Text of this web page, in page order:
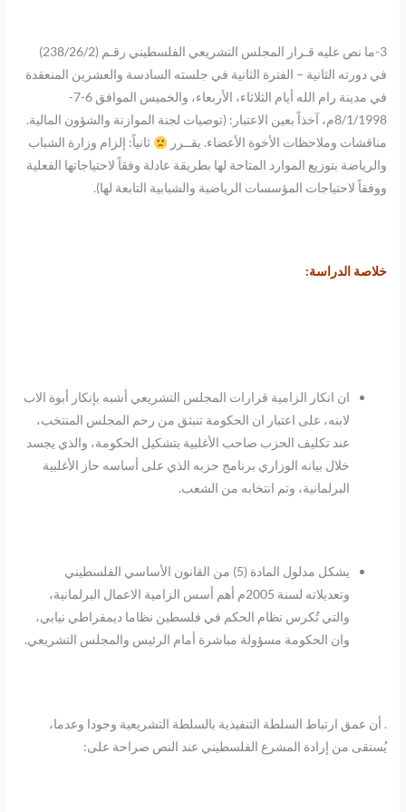
3-ما نص عليه قـرار المجلس التشريعي الفلسطيني رقـم (238/26/2)
في دورته الثانية – الفترة الثانية في جلسته السادسة والعشرين المنعقدة
في مدينة رام الله أيام الثلاثاء، الأربعاء، والخميس الموافق 6-7-
8/1/1998م، آخذاً بعين الاعتبار: (توصيات لجنة الموازنة والشؤون المالية.
مناقشات وملاحظات الأخوة الأعضاء. يقــرر
ثانياً: إلزام وزارة الشباب
والرياضة بتوزيع الموارد المتاحة لها بطريقة عادلة وفقاً لاحتياجاتها الفعلية
ووفقاً لاحتياجات المؤسسات الرياضية والشبابية التابعة لها).
خلاصة الدراسة:
ان انكار الزامية قرارات المجلس التشريعي أشبه بإنكار أبوة الاب
لابنه، على اعتبار ان الحكومة تنبثق من رحم المجلس المنتخب،
عند تكليف الحزب صاحب الأغلبية بتشكيل الحكومة، والذي يجسد
خلال بيانه الوزاري برنامج حزبه الذي على أساسه حاز الأغلبية
البرلمانية، وتم انتخابه من الشعب.
يشكل مدلول المادة (5) من القانون الأساسي الفلسطيني
وتعديلاته لسنة 2005م أهم أسس الزامية الاعمال البرلمانية،
والتي تُكرس نظام الحكم في فلسطين نظاما ديمقراطي نيابي،
وان الحكومة مسؤولة مباشرة أمام الرئيس والمجلس التشريعي.
. أن عمق ارتباط السلطة التنفيذية بالسلطة التشريعية وجودا وعدما،
يُستقى من إرادة المشرع الفلسطيني عند النص صراحة على: